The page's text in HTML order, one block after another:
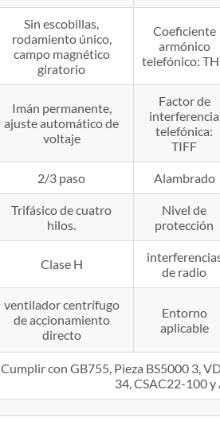
Sin escobillas,
rodamiento único,
campo magnético
giratorio
Coeficiente
armónico
telefónico:
Imán permanente,
ajuste automático de
voltaje
Factor de
interferencia
telefónica:
TIFF
2/3 paso Alambrado
Trifásico de cuatro
hilos.
Nivel de
protección
Clase H
de radio
ventilador centrífugo
de accionamiento
directo
Entorno
aplicable
Cumplir con GB755, Pieza BS5000 3,
34, CSAC22-100 y